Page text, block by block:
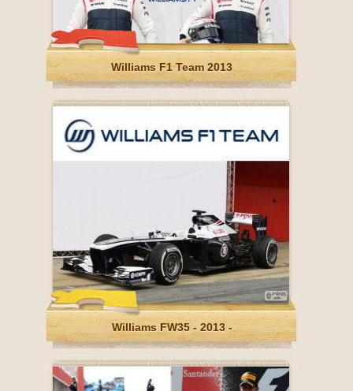
Williams F1 Team 2013
Williams FW35 - 2013 -